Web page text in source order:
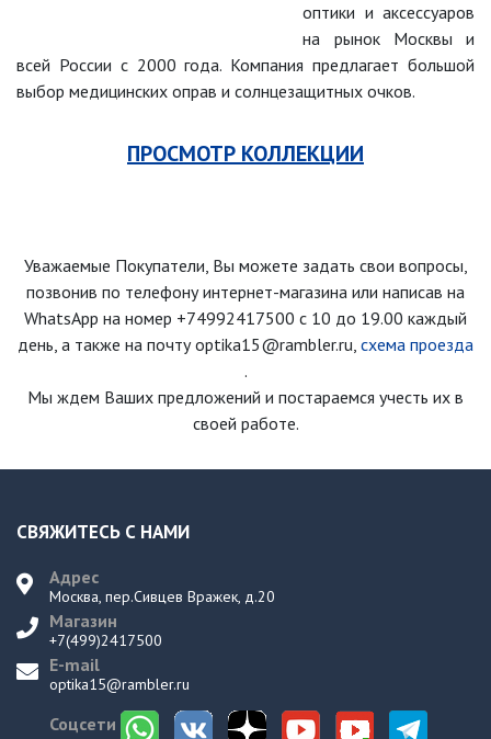
оптики и аксессуаров
на рынок Москвы и
всей России с 2000 года. Компания предлагает большой
выбор медицинских оправ и солнцезащитных очков.
ПРОСМОТР КОЛЛЕКЦИИ
Уважаемые Покупатели, Вы можете задать свои вопросы,
позвонив по телефону интернет-магазина или написав на
WhatsApp на номер +74992417500 с 10 до 19.00 каждый
день, а также на почту optika15@rambler.ru, схема проезда
.
Мы ждем Ваших предложений и постараемся учесть их в
своей работе.
СВЯЖИТЕСЬ С НАМИ
Адрес
Москва, пер.Сивцев Вражек, д.20
Магазин
+7(499)2417500
E-mail
optika15@rambler.ru
Соцсети